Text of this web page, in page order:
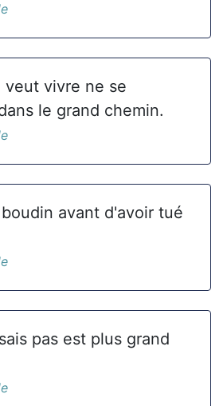
veut vivre ne se
le grand chemin.
avant d'avoir tué
pas est plus grand